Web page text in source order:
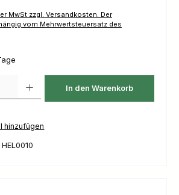
Der
vom Mehrwertsteuersatz des
In den Warenkorb
hinzufügen
HEL0010